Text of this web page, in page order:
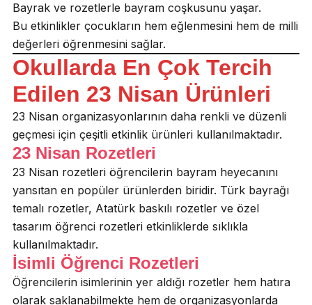
Bayrak ve rozetlerle bayram coşkusunu yaşar.
Bu etkinlikler çocukların hem eğlenmesini hem de milli
değerleri öğrenmesini sağlar.
Okullarda En Çok Tercih
Edilen 23 Nisan Ürünleri
23 Nisan organizasyonlarının daha renkli ve düzenli
geçmesi için çeşitli etkinlik ürünleri kullanılmaktadır.
23 Nisan Rozetleri
23 Nisan rozetleri öğrencilerin bayram heyecanını
yansıtan en popüler ürünlerden biridir. Türk bayrağı
temalı rozetler, Atatürk baskılı rozetler ve özel
tasarım öğrenci rozetleri etkinliklerde sıklıkla
kullanılmaktadır.
İsimli Öğrenci Rozetleri
Öğrencilerin isimlerinin yer aldığı rozetler hem hatıra
olarak saklanabilmekte hem de organizasyonlarda